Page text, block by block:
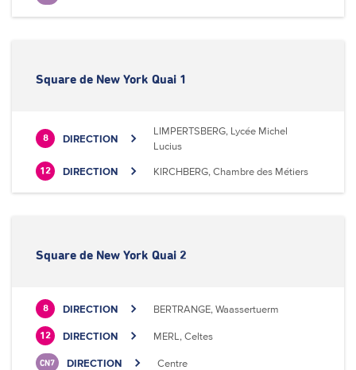
Square de New York Quai 1
8 DIRECTION
LIMPERTSBERG, Lycée Michel
Lucius
12 DIRECTION KIRCHBERG, Chambre des Métiers
Square de New York Quai 2
8 DIRECTION BERTRANGE, Waassertuerm
12 DIRECTION MERL, Celtes
CN7 DIRECTION Centre